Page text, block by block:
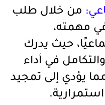
من خلال طلب
مهمته،
حيث يدرك
في أداء
يؤدي إلى تمجيد